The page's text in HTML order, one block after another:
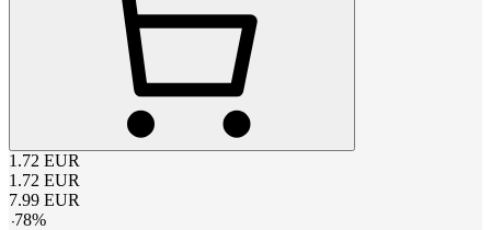
1.72 EUR
1.72 EUR
7.99 EUR
-78%